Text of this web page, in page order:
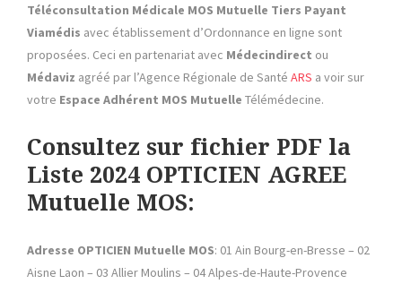
Téléconsultation Médicale MOS Mutuelle Tiers Payant
Viamédis avec établissement d’Ordonnance en ligne sont
proposées. Ceci en partenariat avec Médecindirect ou
Médaviz agréé par l’Agence Régionale de Santé ARS a voir sur
votre Espace Adhérent MOS Mutuelle Télémédecine.
Consultez sur fichier PDF la
Liste 2024 OPTICIEN AGREE
Mutuelle MOS:
Adresse OPTICIEN Mutuelle MOS: 01 Ain Bourg-en-Bresse – 02
Aisne Laon – 03 Allier Moulins – 04 Alpes-de-Haute-Provence